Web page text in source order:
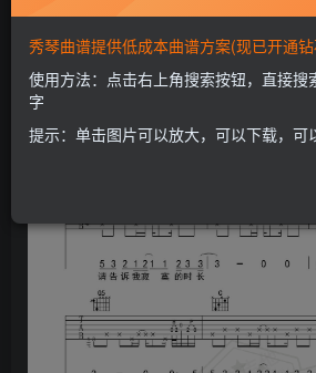
开通会员
秀琴曲谱提供低成本曲谱方案(现已开通
使用方法：点击右上角搜索按钮，直接搜
字
提示：单击图片可以放大，可以下载，可